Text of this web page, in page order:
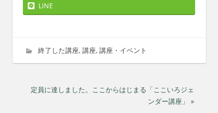
LINE
2020年5月1日
imati
終了した講座, 講座, 講座・イベント
投
定員に達しました。ここからはじまる「ここいろジェ
ンダー講座」 »